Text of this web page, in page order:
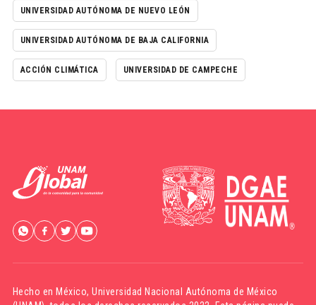
UNIVERSIDAD AUTÓNOMA DE NUEVO LEÓN
UNIVERSIDAD AUTÓNOMA DE BAJA CALIFORNIA
ACCIÓN CLIMÁTICA UNIVERSIDAD DE CAMPECHE
Hecho en México,Universidad Nacional Autónoma de México